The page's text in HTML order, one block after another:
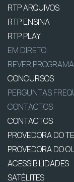
RTP ARQUIVOS
RTP ENSINA
RTP PLAY
EM DIRETO
REVER
CONCURSOS
PERGUNTAS
CONTACTOS
CONTACTOS
PROVEDORA DO
PROVEDORA DO
ACESSIBILIDADES
SATÉLITES